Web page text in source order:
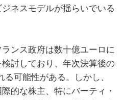
ネスモデルが揺らいでいる
ンス政府は数十億ユーロに
討しており、年次決算後の
可能性がある。しかし、
的な株主、特にバーティ・